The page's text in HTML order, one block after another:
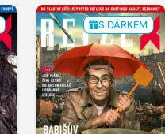
S DÁRKEM